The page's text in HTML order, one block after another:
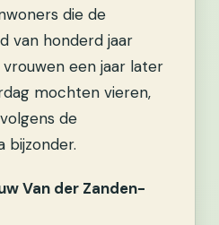
die de
van honderd jaar
een jaar later
mochten vieren,
de
bijzonder.
Van der Zanden-